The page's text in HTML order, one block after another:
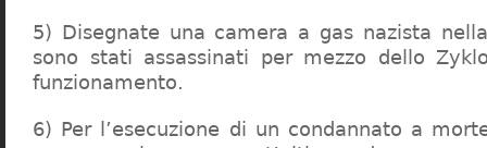
5) Disegnate una camera a gas nazista
sono stati assassinati per mezzo dello
funzionamento.
6) Per l’esecuzione di un condannato a